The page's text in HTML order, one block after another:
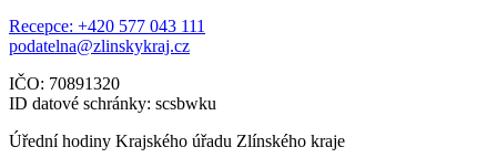
Recepce: +420 577 043 111
podatelna@zlinskykraj.cz
IČO: 70891320
ID datové schránky: scsbwku
Úřední hodiny Krajského úřadu Zlínského kraje